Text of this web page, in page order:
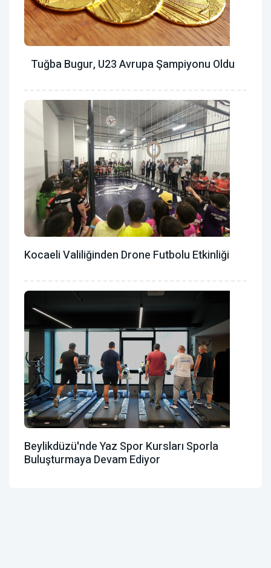
Tuğba Bugur, U23 Avrupa Şampiyonu Oldu
Kocaeli Valiliğinden Drone Futbolu Etkinliği
Beylikdüzü'nde Yaz Spor Kursları Sporla
Buluşturmaya Devam Ediyor